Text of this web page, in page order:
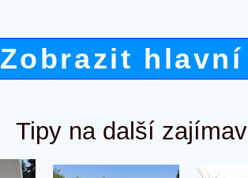
Zobrazit
Tipy na další